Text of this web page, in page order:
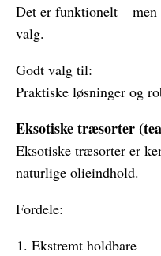
Det er funktionelt –
valg.
Godt valg til:
Praktiske løsninger og
Eksotiske træsorter
Eksotiske træsorter er
naturlige olieindhold.
Fordele:
Ekstremt holdbare